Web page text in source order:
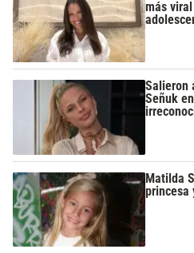
más
Salieron
Señuk
Matilda
princesa